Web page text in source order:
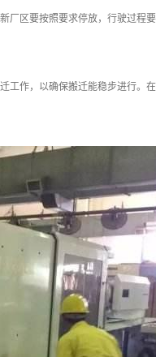
厂区要按照要求停放，行驶过程
工作，以确保搬迁能稳步进行。